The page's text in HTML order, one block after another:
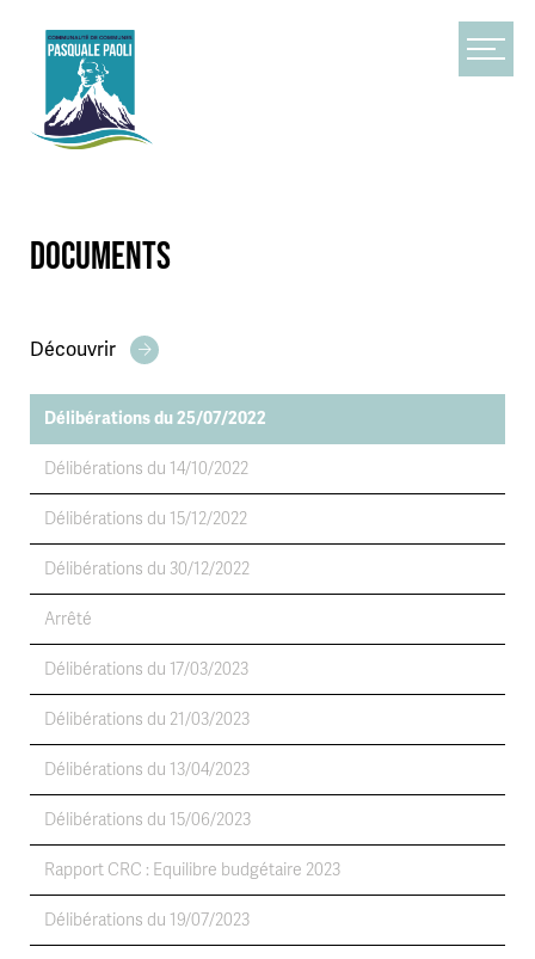
Aucun résultat trouvé
DOCUMENTS
Délibérations du 25/07/2022
Délibérations du 14/10/2022
Délibérations du 15/12/2022
Délibérations du 30/12/2022
Arrêté
Délibérations du 17/03/2023
Délibérations du 21/03/2023
Délibérations du 13/04/2023
Délibérations du 15/06/2023
Rapport CRC : Equilibre budgétaire 2023
Délibérations du 19/07/2023